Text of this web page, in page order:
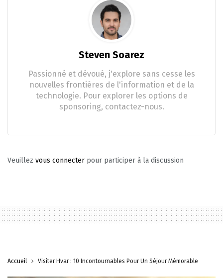
Steven Soarez
Passionné et dévoué, j'explore sans cesse les
nouvelles frontières de l'information et de la
technologie. Pour explorer les options de
sponsoring, contactez-nous.
Veuillez vous connecter pour participer à la discussion
Accueil Visiter Hvar : 10 Incontournables Pour Un Séjour Mémorable